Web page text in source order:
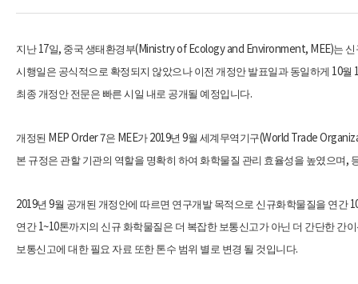
지난17일, 중국 생태환경부(Ministry of Ecology and Environment, MEE)는
시행일은 공식적으로 확정되지 않았으나 이전 개정안 발표일과 동일하게 10월
최종 개정안 전문은 빠른 시일 내로 공개될 예정입니다.
개정된 MEP Order 7은 MEE가2019년 9월 세계무역기구(World Trade
본 규정은 관할 기관의 역할을 명확히 하여 화학물질 관리 효율성을 높였으며 ,
2019년 9월 공개된 개정안에 따르면 연구개발 목적으로 신규화학물질을 연간
연간1~10톤까지의 신규 화학물질은 더 복잡한 보통신고가 아닌 더 간단한 간
보통신고에 대한 필요 자료 또한 톤수 범위 별로 변경 될 것입니다.